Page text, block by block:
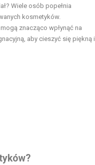
Wiele osób popełnia
kosmetyków.
znacząco wpłynąć na
aby cieszyć się piękną i